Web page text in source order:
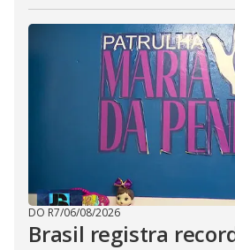
DO R7/06/08/2026
Brasil registra